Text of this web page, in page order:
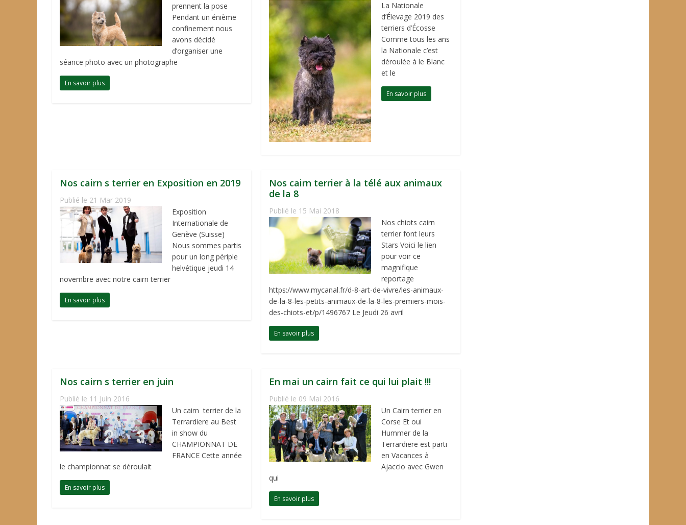
prennent la pose
Pendant un énième
confinement nous
avons décidé
d’organiser une
séance photo avec un photographe
En savoir plus
La Nationale
d’Élevage 2019 des
terriers d’Écosse
Comme tous les ans
la Nationale c’est
déroulée à le Blanc
et le
En savoir plus
Nos cairn s terrier en Exposition en 2019
Publié le 21 Mar 2019
Exposition
Internationale de
Genève (Suisse)
Nous sommes partis
pour un long périple
helvétique jeudi 14
novembre avec notre cairn terrier
En savoir plus
Nos cairn terrier à la télé aux animaux
de la 8
Publié le 15 Mai 2018
Nos chiots cairn
terrier font leurs
Stars Voici le lien
pour voir ce
magnifique
reportage
https://www.mycanal.fr/d-8-art-de-vivre/les-animaux-
de-la-8-les-petits-animaux-de-la-8-les-premiers-mois-
des-chiots-et/p/1496767 Le Jeudi 26 avril
En savoir plus
Nos cairn s terrier en juin
Publié le 11 Juin 2016
Un cairn terrier de la
Terrardiere au Best
in show du
CHAMPIONNAT DE
FRANCE Cette année
le championnat se déroulait
En savoir plus
En mai un cairn fait ce qui lui plait !!!
Publié le 09 Mai 2016
Un Cairn terrier en
Corse Et oui
Hummer de la
Terrardiere est parti
en Vacances à
Ajaccio avec Gwen
qui
En savoir plus